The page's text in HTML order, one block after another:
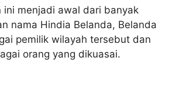
ini menjadi awal dari banyak
nama Hindia Belanda, Belanda
pemilik wilayah tersebut dan
orang yang dikuasai.